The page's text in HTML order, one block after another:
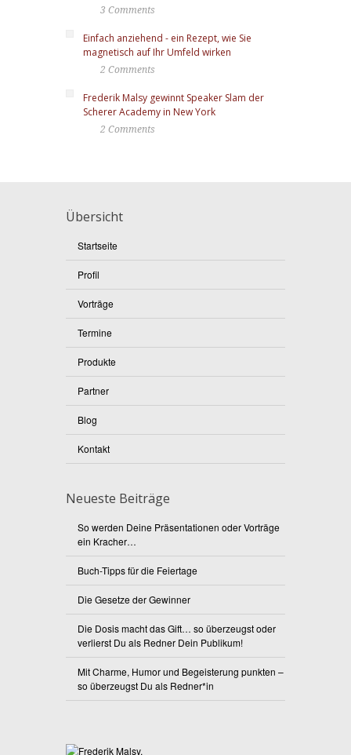
3 Comments
Einfach anziehend - ein Rezept, wie Sie
magnetisch auf Ihr Umfeld wirken
2 Comments
Frederik Malsy gewinnt Speaker Slam der
Scherer Academy in New York
2 Comments
Übersicht
Startseite
Profil
Vorträge
Termine
Produkte
Partner
Blog
Kontakt
Neueste Beiträge
So werden Deine Präsentationen oder Vorträge
ein Kracher…
Buch-Tipps für die Feiertage
Die Gesetze der Gewinner
Die Dosis macht das Gift… so überzeugst oder
verlierst Du als Redner Dein Publikum!
Mit Charme, Humor und Begeisterung punkten –
so überzeugst Du als Redner*in